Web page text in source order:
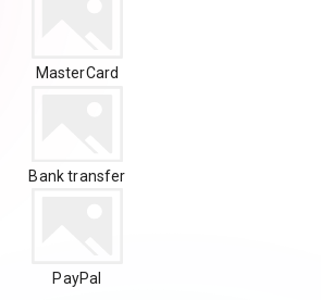
MasterCard
Bank transfer
PayPal